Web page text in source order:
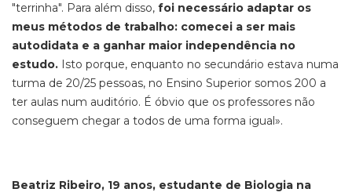
"terrinha". Para além disso, foi necessário adaptar os
meus métodos de trabalho: comecei a ser mais
autodidata e a ganhar maior independência no
estudo. Isto porque, enquanto no secundário estava numa
turma de 20/25 pessoas, no Ensino Superior somos 200 a
ter aulas num auditório. É óbvio que os professores não
conseguem chegar a todos de uma forma igual».
Beatriz Ribeiro, 19 anos, estudante de Biologia na